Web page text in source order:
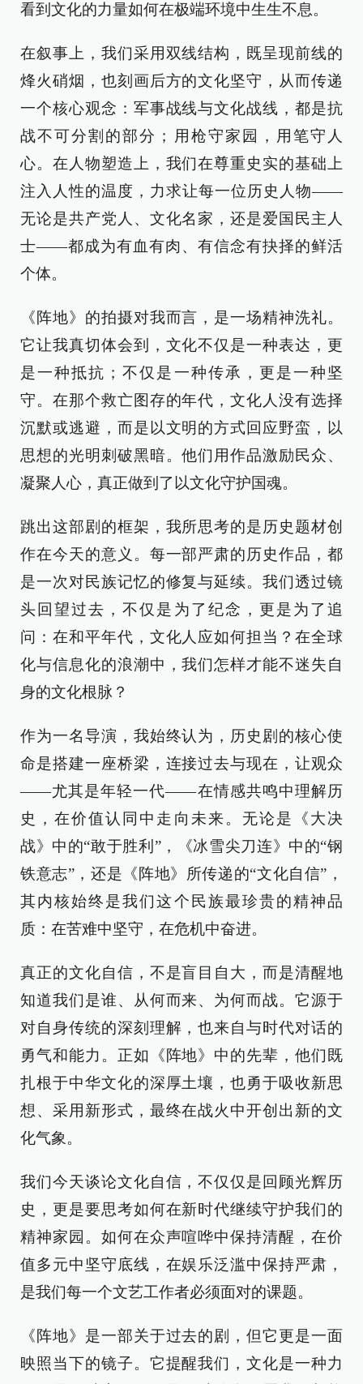
看到文化的力量如何在极端环境中生生不息。
在叙事上，我们采用双线结构，既呈现前线的
烽火硝烟，也刻画后方的文化坚守，从而传递
一个核心观念：军事战线与文化战线，都是抗
战不可分割的部分；用枪守家园，用笔守人
心。在人物塑造上，我们在尊重史实的基础上
注入人性的温度，力求让每一位历史人物——
无论是共产党人、文化名家，还是爱国民主人
士——都成为有血有肉、有信念有抉择的鲜活
个体。
《阵地》的拍摄对我而言，是一场精神洗礼。
它让我真切体会到，文化不仅是一种表达，更
是一种抵抗；不仅是一种传承，更是一种坚
守。在那个救亡图存的年代，文化人没有选择
沉默或逃避，而是以文明的方式回应野蛮，以
思想的光明刺破黑暗。他们用作品激励民众、
凝聚人心，真正做到了以文化守护国魂。
跳出这部剧的框架，我所思考的是历史题材创
作在今天的意义。每一部严肃的历史作品，都
是一次对民族记忆的修复与延续。我们透过镜
头回望过去，不仅是为了纪念，更是为了追
问：在和平年代，文化人应如何担当？在全球
化与信息化的浪潮中，我们怎样才能不迷失自
身的文化根脉？
作为一名导演，我始终认为，历史剧的核心使
命是搭建一座桥梁，连接过去与现在，让观众
——尤其是年轻一代——在情感共鸣中理解历
史，在价值认同中走向未来。无论是《大决
战》中的“敢于胜利”，《冰雪尖刀连》中的“钢
铁意志”，还是《阵地》所传递的“文化自信”，
其内核始终是我们这个民族最珍贵的精神品
质：在苦难中坚守，在危机中奋进。
真正的文化自信，不是盲目自大，而是清醒地
知道我们是谁、从何而来、为何而战。它源于
对自身传统的深刻理解，也来自与时代对话的
勇气和能力。正如《阵地》中的先辈，他们既
扎根于中华文化的深厚土壤，也勇于吸收新思
想、采用新形式，最终在战火中开创出新的文
化气象。
我们今天谈论文化自信，不仅仅是回顾光辉历
史，更是要思考如何在新时代继续守护我们的
精神家园。如何在众声喧哗中保持清醒，在价
值多元中坚守底线，在娱乐泛滥中保持严肃，
是我们每一个文艺工作者必须面对的课题。
《阵地》是一部关于过去的剧，但它更是一面
映照当下的镜子。它提醒我们，文化是一种力